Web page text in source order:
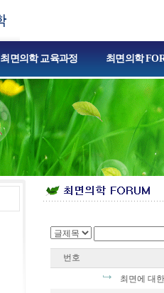
최면의학 교육과정 최면의학
번호
최면에 대